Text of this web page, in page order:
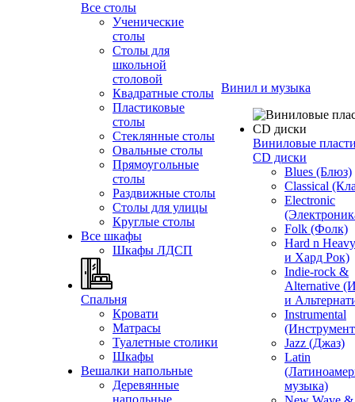
Все столы
Ученические
столы
Столы для
школьной
столовой
Квадратные столы
Пластиковые
столы
Стеклянные столы
Овальные столы
Прямоугольные
столы
Раздвижные столы
Столы для улицы
Круглые столы
Все шкафы
Шкафы ЛДСП
Спальня
Кровати
Матрасы
Туалетные столики
Шкафы
Вешалки напольные
Деревянные
напольные
Винил и музыка
Виниловые
CD диски
Blues (Блюз)
Classical
Electronic
Folk (Фолк)
Hard n
и Хард Рок)
Indie-rock &
Alternative
и
Instrumental
Jazz (Джаз)
Latin
музыка)